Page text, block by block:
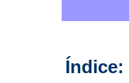
Índice: